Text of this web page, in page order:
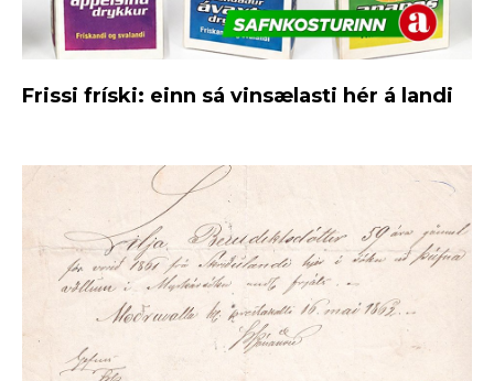
Frissi fríski: einn sá vinsælasti hér á landi